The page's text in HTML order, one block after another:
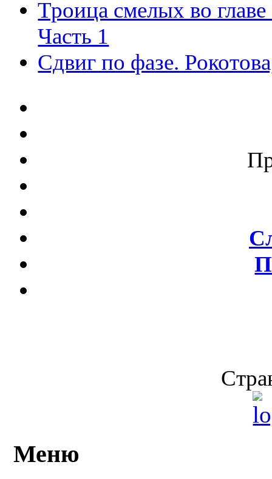
Троица смелых во
Часть 1
Сдвиг по фазе.
Меню